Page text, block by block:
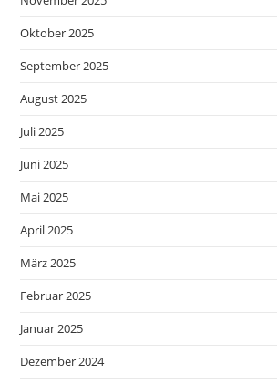
Oktober 2025
September 2025
August 2025
Juli 2025
Juni 2025
Mai 2025
April 2025
März 2025
Februar 2025
Januar 2025
Dezember 2024